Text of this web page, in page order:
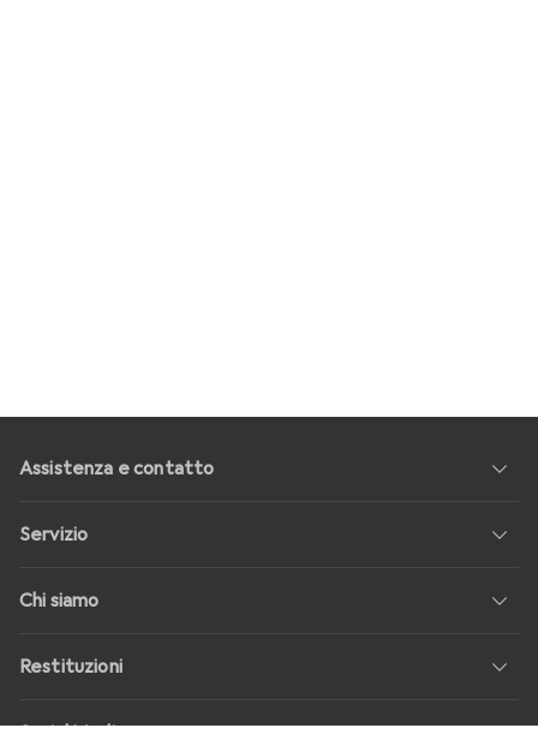
Assistenza e contatto
Servizio
Chi siamo
Restituzioni
Social Media